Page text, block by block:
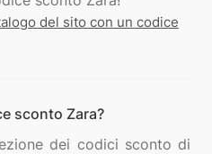
del sito con un codice
sconto Zara?
dei codici sconto di